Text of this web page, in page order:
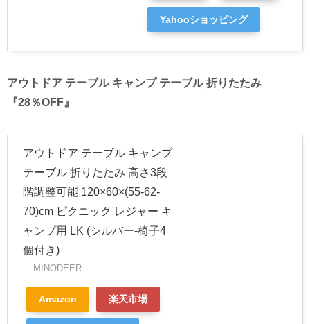
Yahooショッピング
アウトドア テーブル キャンプ テーブル 折りたたみ
『28％OFF』
アウトドア テーブル キャンプ
テーブル 折りたたみ 高さ3段
階調整可能 120×60×(55-62-
70)cm ピクニック レジャー キ
ャンプ用 LK (シルバー-椅子4
個付き)
MINODEER
Amazon 楽天市場